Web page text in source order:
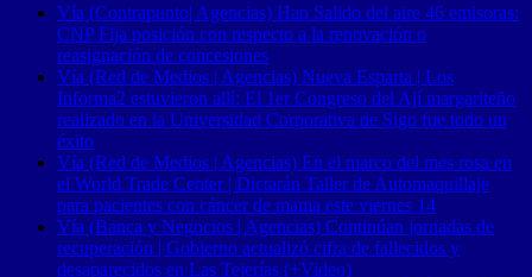
Vía (Contrapunto| Agencias) Han Salido del aire 46 emisoras:
CNP Fija posición con respecto a la renovación o
reasignación de concesiones
Vía (Red de Medios | Agencias) Nueva Esparta | Los
Informa2 estuvieron allí: El 1er Congreso del Ají margariteño
realizado en la Universidad Corporativa de Sigo fue todo un
éxito
Vía (Red de Medios | Agencias) En el marco del mes rosa en
el World Trade Center | Dictarán Taller de Automaquillaje
para pacientes con cáncer de mama este viernes 14
Vía (Banca y Negocios | Agencias) Continúan jornadas de
recuperación | Gobierno actualizó cifra de fallecidos y
desaparecidos en Las Tejerías (+Video)